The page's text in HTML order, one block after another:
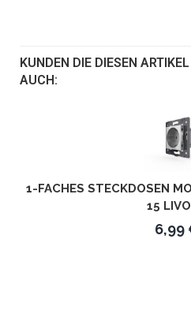
KUNDEN DIE DIESEN
AUCH:
1-FACHES STECKDOSEN
15
6,99